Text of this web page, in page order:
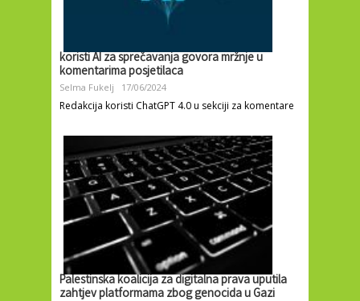
koristi AI za sprečavanja govora mržnje u
komentarima posjetilaca
Selma Fukelj 17/06/2024
Redakcija koristi ChatGPT 4.0 u sekciji za komentare
Palestinska koalicija za digitalna prava uputila
zahtjev platformama zbog genocida u Gazi